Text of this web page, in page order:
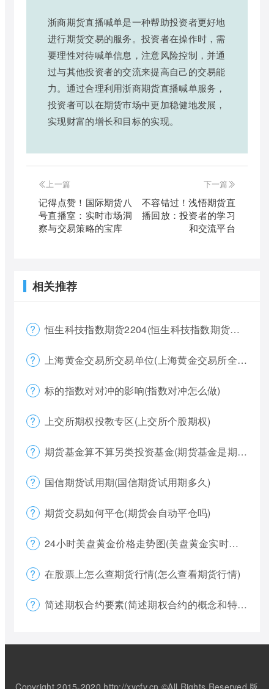
浙商期货直播喊单是一种帮助投资者更好地
进行期货交易的服务。投资者在操作时，需
要理性对待喊单信息，注意风险控制，并通
过与其他投资者的交流来提高自己的交易能
力。通过合理利用浙商期货直播喊单服务，
投资者可以在期货市场中更加稳健地发展，
实现财富的增长和目标的实现。
上一篇
记得点赞！国际期货八
号直播室：实时市场洞
察与交易策略的宝库
下一篇
不容错过！浅悟期货直
播回放：投资者的学习
和交流平台
相关推荐
恒生科技指数期货2204(恒生科技指数期货夜盘)
上海黄金交易所交易单位(上海黄金交易所全称)
标的指数对对冲的影响(指数对冲怎么做)
上交所期权投教专区(上交所个股期权)
期货基金算不算另类投资基金(期货基金是期货还是基金)
国信期货试用期(国信期货试用期多久)
期货交易如何平仓(期货会自动平仓吗)
24小时美盘黄金价格走势图(美盘黄金实时行情怎么看)
在股票上怎么查期货行情(怎么查看期货行情)
简述期权合约要素(简述期权合约的概念和特点)
Copyright 2015-2020 http://xycfv.cn ©All Rights Reserved.版